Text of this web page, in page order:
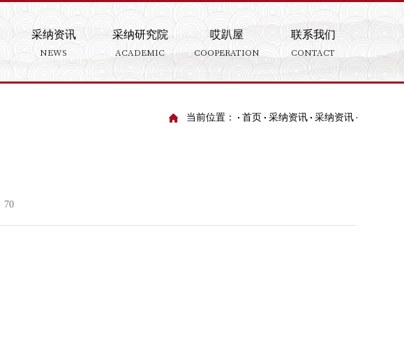
采纳资讯
NEWS
采纳研究院
ACADEMIC
哎趴屋
COOPERATION
联系我们
CONTACT
当前位置： 首页 采纳资讯 采纳资讯
70